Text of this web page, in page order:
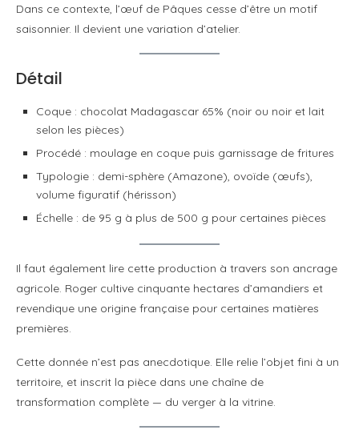
Dans ce contexte, l’œuf de Pâques cesse d’être un motif
saisonnier. Il devient une variation d’atelier.
Détail
Coque : chocolat Madagascar 65% (noir ou noir et lait
selon les pièces)
Procédé : moulage en coque puis garnissage de fritures
Typologie : demi-sphère (Amazone), ovoïde (œufs),
volume figuratif (hérisson)
Échelle : de 95 g à plus de 500 g pour certaines pièces
Il faut également lire cette production à travers son ancrage
agricole. Roger cultive cinquante hectares d’amandiers et
revendique une origine française pour certaines matières
premières.
Cette donnée n’est pas anecdotique. Elle relie l’objet fini à un
territoire, et inscrit la pièce dans une chaîne de
transformation complète — du verger à la vitrine.